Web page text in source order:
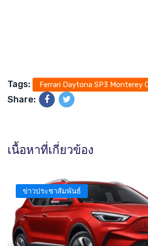
Tags: Ferrari Daytona SP3 Monterey
Share:
เนื้อหาที่เกี่ยวข้อง
ข่าวประชาสัมพันธ์